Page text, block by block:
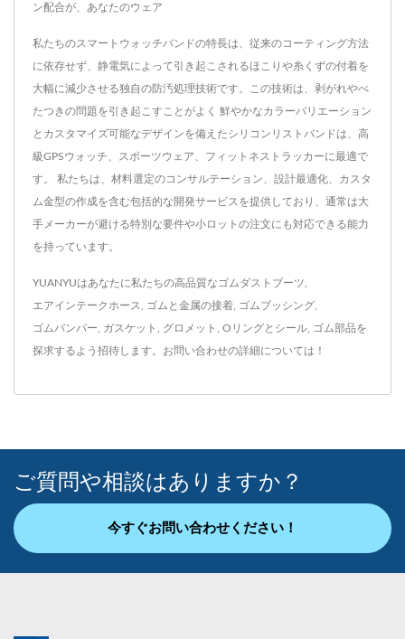
ン配合が、あなたのウェア
私たちのスマートウォッチバンドの特長は、従来のコーティング方法
に依存せず、静電気によって引き起こされるほこりや糸くずの付着を
大幅に減少させる独自の防汚処理技術です。この技術は、剥がれやべ
たつきの問題を引き起こすことがよく 鮮やかなカラーバリエーション
とカスタマイズ可能なデザインを備えたシリコンリストバンドは、高
級GPSウォッチ、スポーツウェア、フィットネストラッカーに最適で
す。 私たちは、材料選定のコンサルテーション、設計最適化、カスタ
ム金型の作成を含む包括的な開発サービスを提供しており、通常は大
手メーカーが避ける特別な要件や小ロットの注文にも対応できる能力
を持っています。
YUANYUはあなたに私たちの高品質なゴムダストブーツ
エアインテークホース ゴムと金属の接着 ゴムブッシング
ゴムバンパー ガスケット グロメット Oリングとシール ゴム部品を
探求するよう招待します。 お問い合わせの詳細については！
ご質問や相談はありますか？
今すぐお問い合わせください！